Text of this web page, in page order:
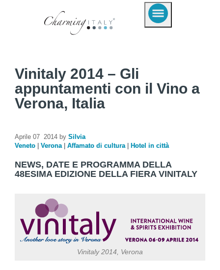
Vinitaly 2014 – Gli
appuntamenti con il Vino a
Verona, Italia
Aprile 07 2014 by Silvia
Veneto
Verona Affamato di cultura Hotel in città
NEWS, DATE E PROGRAMMA DELLA
48ESIMA EDIZIONE DELLA FIERA VINITALY
Vinitaly 2014, Verona